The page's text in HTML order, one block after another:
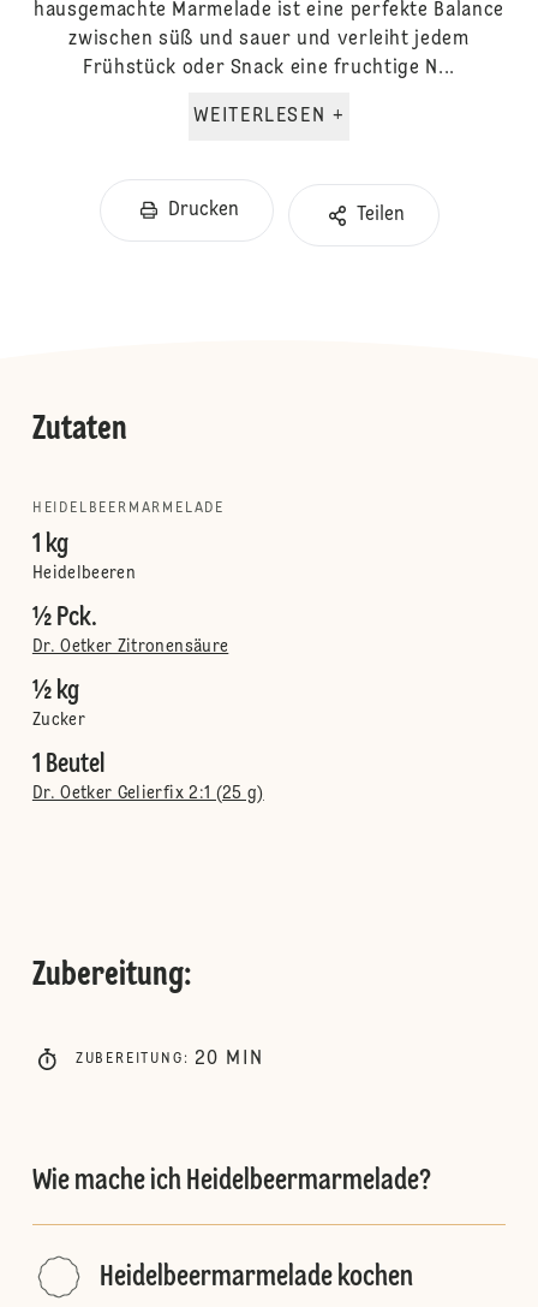
hausgemachte Marmelade ist eine perfekte Balance
zwischen süß und sauer und verleiht jedem
Frühstück oder Snack eine fruchtige N...
WEITERLESEN +
Drucken Teilen
Zutaten
HEIDELBEERMARMELADE
1 kg
Heidelbeeren
½ Pck.
Dr. Oetker Zitronensäure
½ kg
Zucker
1 Beutel
Dr. Oetker Gelierfix 2:1 (25 g)
Zubereitung:
ZUBEREITUNG : 20 MIN
Wie mache ich Heidelbeermarmelade?
Heidelbeermarmelade kochen